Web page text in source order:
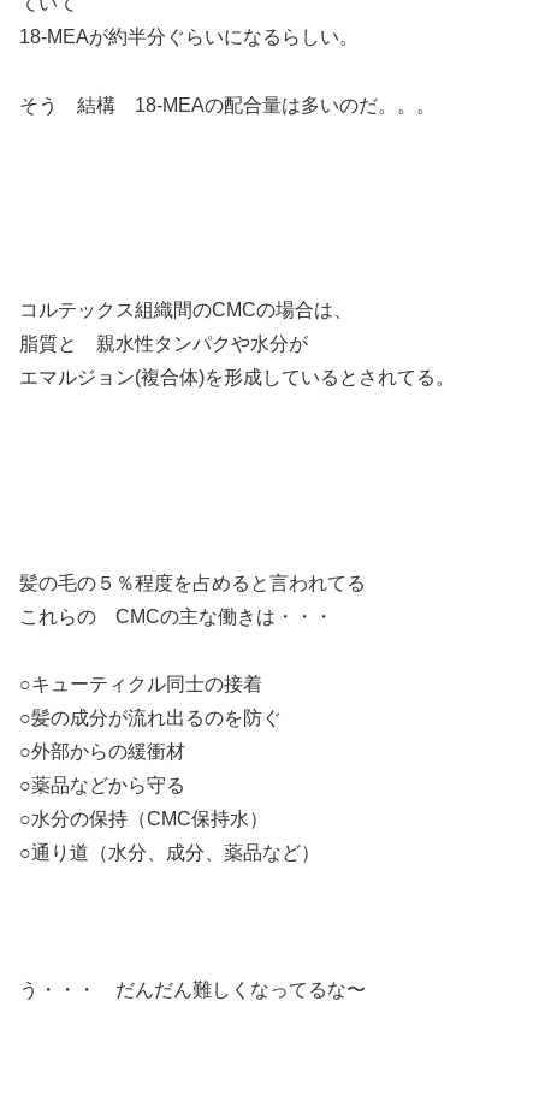
18-MEAが約半分ぐらいになるらしい。
そう 結構 18-MEAの配合量は多いのだ。。。
コルテックス組織間のCMCの場合は、
脂質と 親水性タンパクや水分が
エマルジョン(複合体)を形成しているとされてる。
髪の毛の５％程度を占めると言われてる
これらの CMCの主な働きは・・・
○キューティクル同士の接着
○髪の成分が流れ出るのを防ぐ
○外部からの緩衝材
○薬品などから守る
○水分の保持（CMC保持水）
○通り道（水分、成分、薬品など）
う・・・ だんだん難しくなってるな〜